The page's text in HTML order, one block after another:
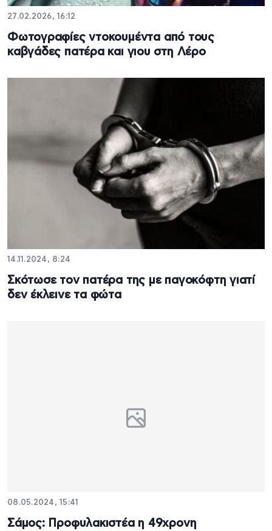
27.02.2026, 16:12
Φωτογραφίες ντοκουμέντα από τους
καβγάδες πατέρα και γιου στη Λέρο
14.11.2024, 8:24
Σκότωσε τον πατέρα της με παγοκόφτη γιατί
δεν έκλεινε τα φώτα
08.05.2024, 15:41
Σάμος: Προφυλακιστέα η 49χρονη